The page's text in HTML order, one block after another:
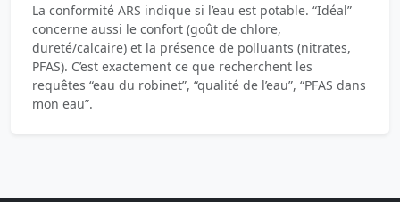
La conformité ARS indique si l’eau est potable. “Idéal”
concerne aussi le confort (goût de chlore,
dureté/calcaire) et la présence de polluants (nitrates,
PFAS). C’est exactement ce que recherchent les
requêtes “eau du robinet”, “qualité de l’eau”, “PFAS dans
mon eau”.